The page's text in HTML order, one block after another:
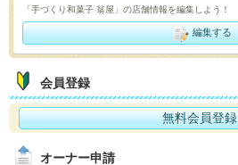
「手づくり和菓子 翁屋」の店舗情報を編集しよう！
編集する
会員登録
無料会員登録
オーナー申請